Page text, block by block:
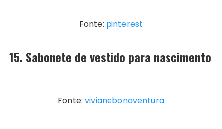
Fonte: pinterest
15. Sabonete de vestido para nascimento
Fonte:vivianebonaventura